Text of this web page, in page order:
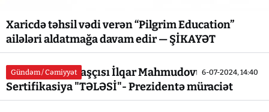
Xaricdə təhsil vədi verən “Pilgrim Education”
ailələri aldatmağa davam edir — ŞİKAYƏT
Gündəm / Cəmiyyət 6-07-2024, 14:40
Qubanın icra başçısı İlqar Mahmudovun
Sertifikasiya "TƏLƏSİ"- Prezidentə müraciət